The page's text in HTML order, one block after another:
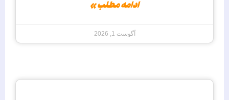
ادامه مطلب »
آگوست 1, 2026